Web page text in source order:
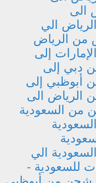
الى
الي
الرياض
إلى
دبي إلى
أبوظبي إلى
الى
من السعودية
الي
للسعودية -